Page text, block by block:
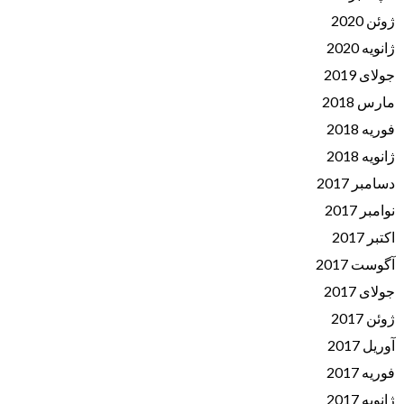
ژوئن 2020
ژانویه 2020
جولای 2019
مارس 2018
فوریه 2018
ژانویه 2018
دسامبر 2017
نوامبر 2017
اکتبر 2017
آگوست 2017
جولای 2017
ژوئن 2017
آوریل 2017
فوریه 2017
ژانویه 2017